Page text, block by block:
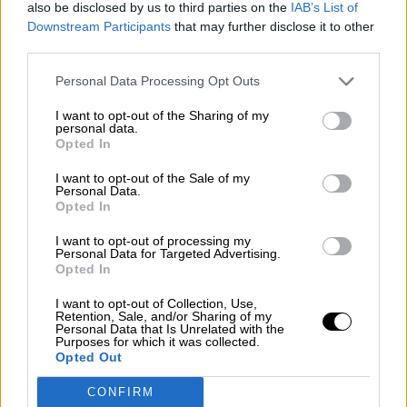
also be disclosed by us to third parties on the IAB’s List of
Downstream Participants that may further disclose it to other
Personal Data Processing Opt Outs
I want to opt-out of the Sharing of my
personal data.
Opted In
I want to opt-out of the Sale of my
Personal Data.
Opted In
I want to opt-out of processing my
Personal Data for Targeted Advertising.
Opted In
I want to opt-out of Collection, Use,
Retention, Sale, and/or Sharing of my
Personal Data that Is Unrelated with the
Purposes for which it was collected.
Opted Out
CONFIRM
Zelenski muestra su heroísmo
negociaciones entre Rusia y Ucrania
OPINIONES DIVERSAS